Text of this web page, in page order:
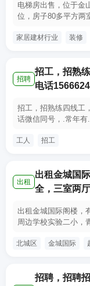
电梯房出售，位于金
位，房子80多平方两
家居建材行业 装修
招聘
招工，招熟
电话
招工，招熟练四线工
话微信同号，.常年有
工人 招工
出租
出租金城国
全，三室两
出租金城国际阁楼，
周边学校实验二小，
北城区 金城国际
招聘，招聘